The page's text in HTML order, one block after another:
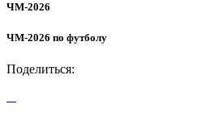
ЧМ-2026
ЧМ-2026 по футболу
Поделиться: